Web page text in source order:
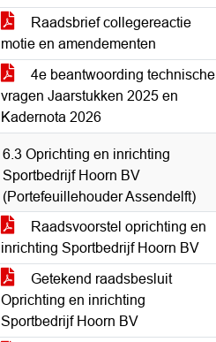
Raadsbrief collegereactie
motie en amendementen
4e beantwoording technische
vragen Jaarstukken 2025 en
Kadernota 2026
6.3 Oprichting en inrichting
Sportbedrijf Hoorn BV
(Portefeuillehouder Assendelft)
Raadsvoorstel oprichting en
inrichting Sportbedrijf Hoorn BV
Getekend raadsbesluit
Oprichting en inrichting
Sportbedrijf Hoorn BV